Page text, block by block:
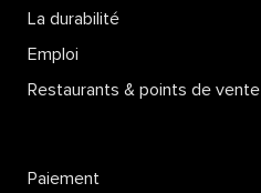
La durabilité
Emploi
Restaurants & points de vente
Paiement